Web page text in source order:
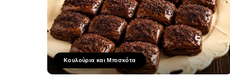
Κουλούρια και Μπισκότα